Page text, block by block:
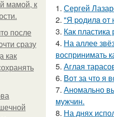
мамой, к
после
сразу
как
1. Сергей
2. "Я poдилa oт
3. Как
4. На аллее
воспринимать
5. Аглая
6. Вот за что я
7. Аномально
мужчин.
8. На днях